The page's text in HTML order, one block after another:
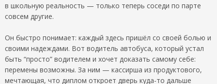
в школьную реальность — только теперь соседи по парте
совсем другие.
Он быстро понимает: каждый здесь пришёл со своей болью и
своими надеждами. Вот водитель автобуса, который устал
быть “просто” водителем и хочет доказать самому себе:
перемены возможны. За ним — кассирша из продуктового,
мечтающая, что диплом откроет дверь куда-то дальше